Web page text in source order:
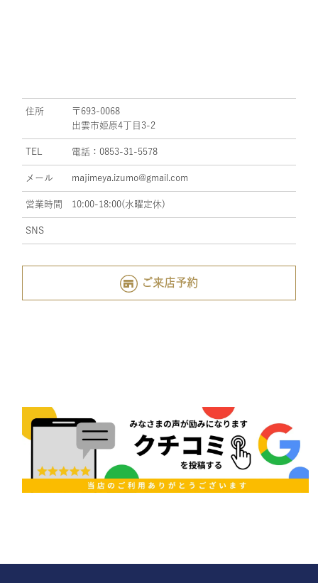
住所
〒693-0068
出雲市姫原4丁目3-2
TEL 電話：0853-31-5578
メール majimeya.izumo@gmail.com
営業時間 10:00-18:00(水曜定休)
SNS
ご来店予約